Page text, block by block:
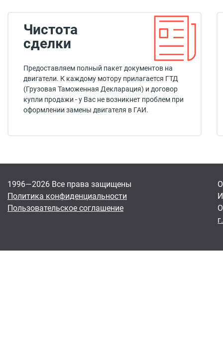
Чистота
сделки
Предоставляем полный пакет документов на
двигатели. К каждому мотору прилагается ГТД
(Грузовая Таможенная Декларация) и договор
купли продажи - у Вас не возникнет проблем при
оформлении замены двигателя в ГАИ.
1996—2026 Все права защищены
Политика конфиденциальности
Пользовательское соглашение